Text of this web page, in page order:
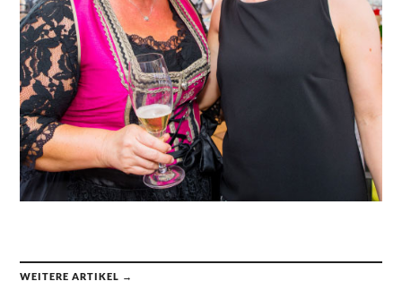
WEITERE ARTIKEL →